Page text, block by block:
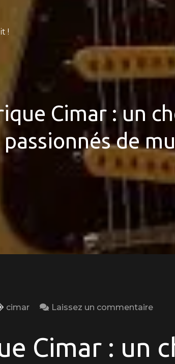
!
Cimar : un
passionnés de
cimar Laissez un commentaireon
Cimar : un